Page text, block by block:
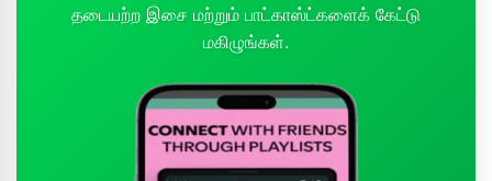
தடையற்ற இசை மற்றும் பாட்காஸ்ட்களைக் கேட்டு
மகிழுங்கள்.